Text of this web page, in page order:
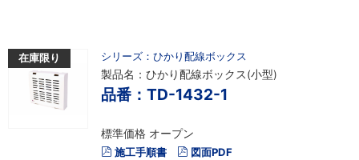
在庫限り シリーズ：ひかり配線ボックス
製品名：ひかり配線ボックス(小型)
品番：TD-1432-1
標準価格 オープン
施工手順書
図面PDF